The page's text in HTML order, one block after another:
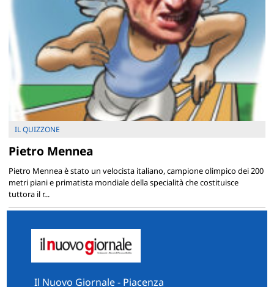
IL QUIZZONE
Pietro Mennea
Pietro Mennea è stato un velocista italiano, campione olimpico dei 200
metri piani e primatista mondiale della specialità che costituisce
tuttora il r...
Il Nuovo Giornale - Piacenza